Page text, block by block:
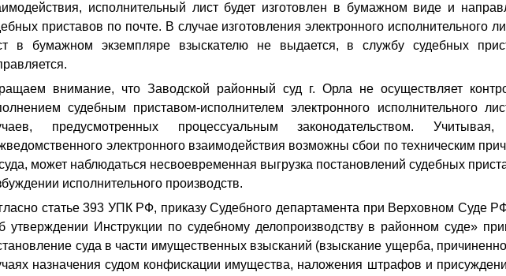
исполнительный лист будет изготовлен в бумажном виде и
приставов по почте. В случае изготовления электронного исполнительного
в бумажном экземпляре взыскателю не выдается, в службу судебных
внимание, что Заводской районный суд г. Орла не осуществляет
судебным приставом-исполнителем электронного исполнительного
предусмотренных процессуальным законодательством.
электронного взаимодействия возможны сбои по техническим
может наблюдаться несвоевременная выгрузка постановлений судебных
исполнительного производств.
статье 393 УПК РФ, приказу Судебного департамента при Верховном Суде
утверждении Инструкции по судебному делопроизводству в районном суде»
суда в части имущественных взысканий (взыскание ущерба,
назначения судом конфискации имущества, наложения штрафов и